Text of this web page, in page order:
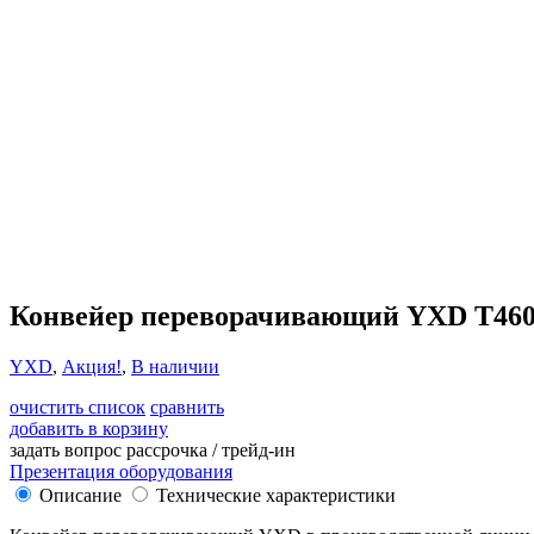
Конвейер переворачивающий YXD
YXD, Акция!, В наличии
очистить список сравнить
добавить в корзину
задать вопрос рассрочка / трейд-ин
Презентация оборудования
Описание
Технические характеристики